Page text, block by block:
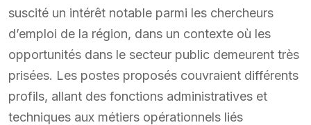
suscité un intérêt notable parmi les chercheurs
d’emploi de la région, dans un contexte où les
opportunités dans le secteur public demeurent très
prisées. Les postes proposés couvraient différents
profils, allant des fonctions administratives et
techniques aux métiers opérationnels liés